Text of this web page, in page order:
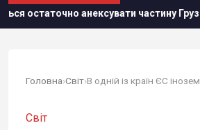
частину Грузії, - країни НАТО
Головна›Світ›
Світ